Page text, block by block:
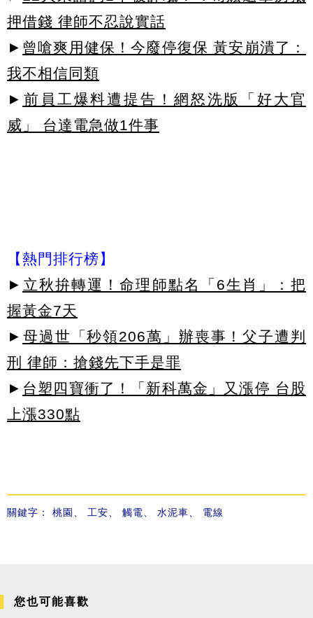
押借錢 律師不忍說實話
► 曾嗆爽用健保！今廢停復保 黃安崩潰了：
我不相信同類
► 前員工爆料遭提告！網怒洗版「好大官
威」 台達電急做1件事
【熱門排行榜】
► 立秋拚轉運！命理師點名「6生肖」：把
握黃金7天
► 母過世「秒領206萬」辦喪事！父子遭判
刑 律師：搶錢先下手是罪
► 台塑四寶衝了！「新科萬金」又漲停 台股
上漲330點
關鍵字： 桃園 工安 觸電 水泥車 電線
您也可能喜歡